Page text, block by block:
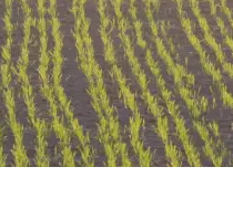
Servicios
Sobre nosotros